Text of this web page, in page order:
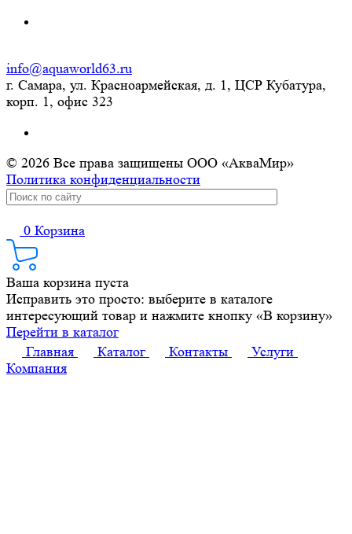
info@aquaworld63.ru
г. Самара, ул. Красноармейская, д. 1, ЦСР Кубатура,
корп. 1, офис 323
© 2026 Все права защищены ООО «АкваМир»
Политика конфиденциальности
0 Корзина
Ваша корзина пуста
Исправить это просто: выберите в каталоге
интересующий товар и нажмите кнопку «В корзину»
Перейти в каталог
Главная
Каталог Контакты
Услуги
Компания